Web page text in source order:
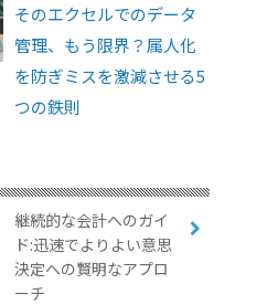
そのエクセルでのデータ
管理、もう限界？属人化
を防ぎミスを激減させる5
つの鉄則
継続的な会計へのガイ
ド:迅速でよりよい意思
決定への賢明なアプロ
ーチ